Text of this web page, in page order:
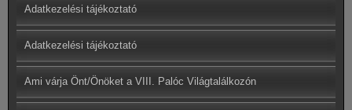
Adatkezelési tájékoztató
Adatkezelési tájékoztató
Ami várja Önt/Önöket a VIII. Palóc Világtalálkozón